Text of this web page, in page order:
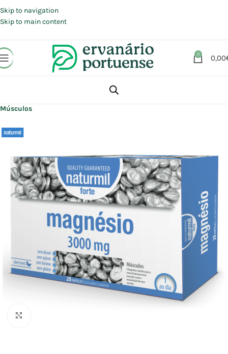
Skip to navigation
Skip to main content
0 0,00
Suplementos alimentares
Músculos